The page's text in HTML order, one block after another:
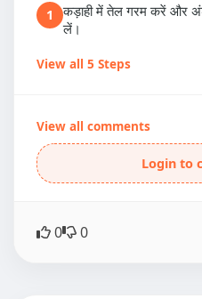
1
कड़ाही में तेल गरम करें और
लें।
View all 5 Steps
View all comments
Login to
0 0